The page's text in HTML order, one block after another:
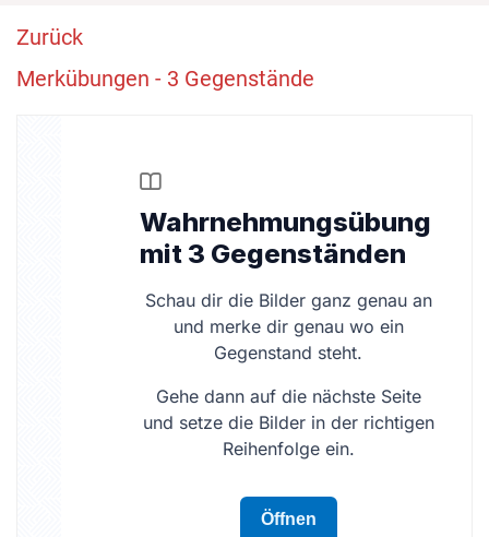
Zurück
Merkübungen - 3 Gegenstände